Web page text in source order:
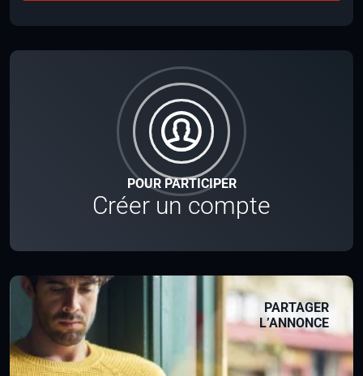
POUR PARTICIPER
Créer un compte
PARTAGER
L’ANNONCE